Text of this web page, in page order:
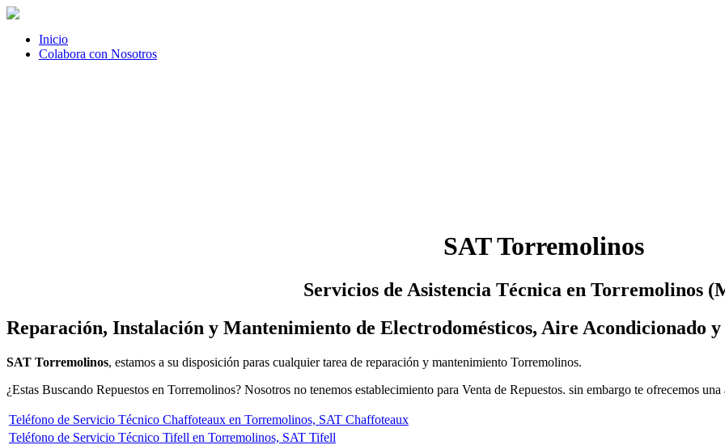
Inicio
Colabora con Nosotros
SAT Torremolinos
Servicios de Asistencia Técnica en Torremolinos
Reparación, Instalación y Mantenimiento de Electrodomésticos, Aire Acondicionado
SAT Torremolinos, estamos a su disposición paras cualquier tarea de reparación y mantenimiento Torremolinos.
¿Estas Buscando Repuestos en Torremolinos? Nosotros no tenemos establecimiento para Venta de Repuestos. sin embargo te ofrecemos una
Teléfono de Servicio Técnico Chaffoteaux en Torremolinos, SAT Chaffoteaux
Teléfono de Servicio Técnico Tifell en Torremolinos, SAT Tifell